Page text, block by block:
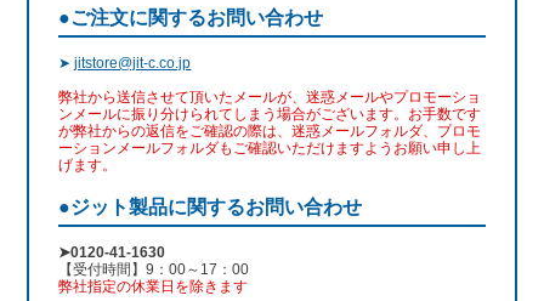
●ご注文に関するお問い合わせ
➤jitstore@jit-c.co.jp
弊社から送信させて頂いたメールが、迷惑メールやプロモーショ
ンメールに振り分けられてしまう場合がございます。お手数です
が弊社からの返信をご確認の際は、迷惑メールフォルダ、プロモ
ーションメールフォルダもご確認いただけますようお願い申し上
げます。
●ジット製品に関するお問い合わせ
➤0120-41-1630
【受付時間】9：00～17：00
弊社指定の休業日を除きます